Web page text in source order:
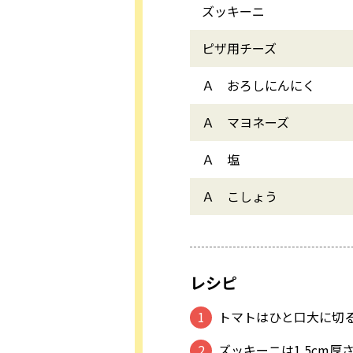
ズッキーニ
ピザ用チーズ
Ａ おろしにんにく
Ａ マヨネーズ
Ａ 塩
Ａ こしょう
レシピ
トマトはひと口大に切